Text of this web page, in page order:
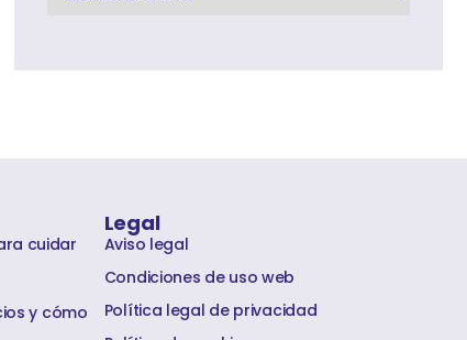
cuidar
y cómo
Legal
Aviso legal
Condiciones de uso web
Política legal de privacidad